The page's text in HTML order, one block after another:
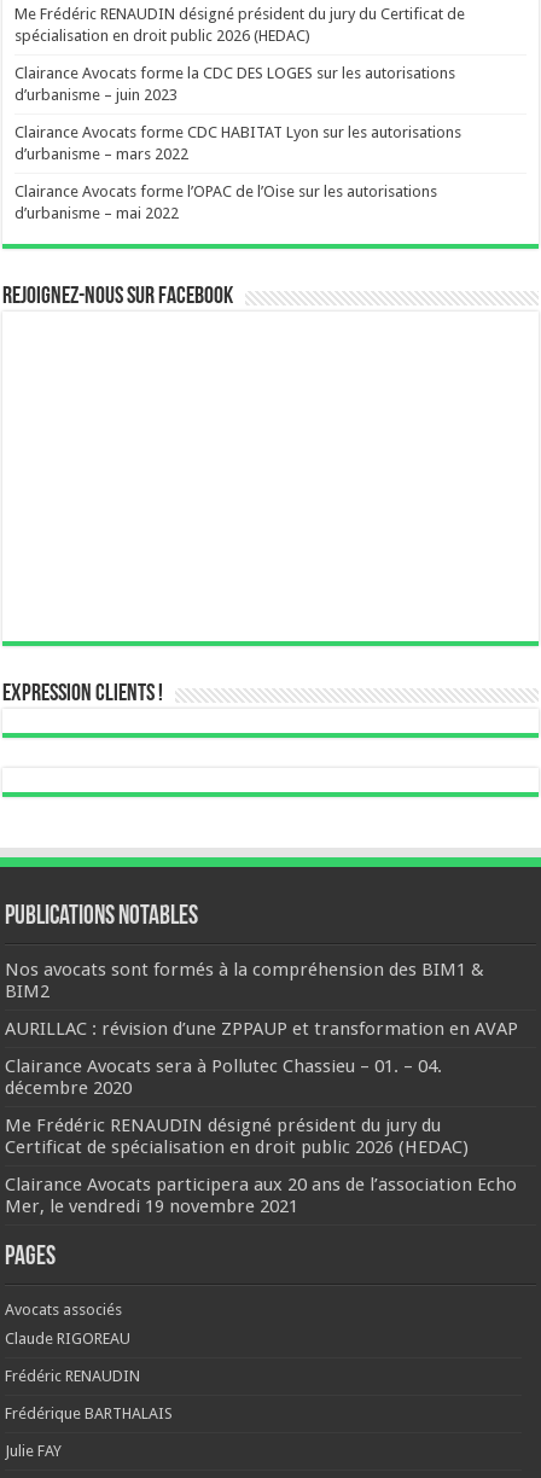
Me Frédéric RENAUDIN désigné président du jury du Certificat de
spécialisation en droit public 2026 (HEDAC)
Clairance Avocats forme la CDC DES LOGES sur les autorisations
d’urbanisme – juin 2023
Clairance Avocats forme CDC HABITAT Lyon sur les autorisations
d’urbanisme – mars 2022
Clairance Avocats forme l’OPAC de l’Oise sur les autorisations
d’urbanisme – mai 2022
Rejoignez-nous sur Facebook
Expression Clients !
Publications notables
Nos avocats sont formés à la compréhension des BIM1 &
BIM2
AURILLAC : révision d’une ZPPAUP et transformation en AVAP
Clairance Avocats sera à Pollutec Chassieu – 01. – 04.
décembre 2020
Me Frédéric RENAUDIN désigné président du jury du
Certificat de spécialisation en droit public 2026 (HEDAC)
Clairance Avocats participera aux 20 ans de l’association Echo
Mer, le vendredi 19 novembre 2021
Pages
Avocats associés
Claude RIGOREAU
Frédéric RENAUDIN
Frédérique BARTHALAIS
Julie FAY